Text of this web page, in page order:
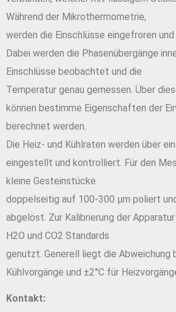
Während der Mikrothermometrie,
werden die Einschlüsse eingefroren
Dabei werden die Phasenübergänge
Einschlüsse beobachtet und die
Temperatur genau gemessen. Über
können bestimme Eigenschaften der
berechnet werden.
Die Heiz- und Kühlraten werden über
eingestellt und kontrolliert. Für den
kleine Gesteinstücke
doppelseitig auf 100-300 µm poliert
abgelöst. Zur Kalibrierung der
H2O und CO2 Standards
genutzt. Generell liegt die Abweichung
Kühlvorgänge und ±2°C für
Kontakt: